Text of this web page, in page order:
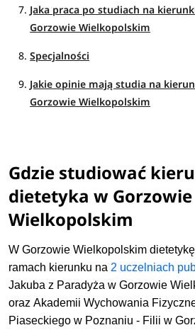
Jaka praca po studiach na
Gorzowie Wielkopolskim
Specjalności
Jakie opinie mają studia na
Gorzowie Wielkopolskim
Gdzie studiować
dietetyka w Gorzowie
Wielkopolskim
W Gorzowie Wielkopolskim
ramach kierunku na 2 uczelniach
Jakuba z Paradyża w Gorzowie
orazAkademii Wychowania
Piaseckiego w Poznaniu - Filii w